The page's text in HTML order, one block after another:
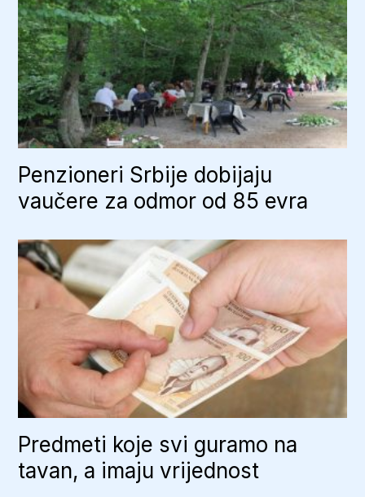
Penzioneri Srbije dobijaju
vaučere za odmor od 85 evra
Predmeti koje svi guramo na
tavan, a imaju vrijednost